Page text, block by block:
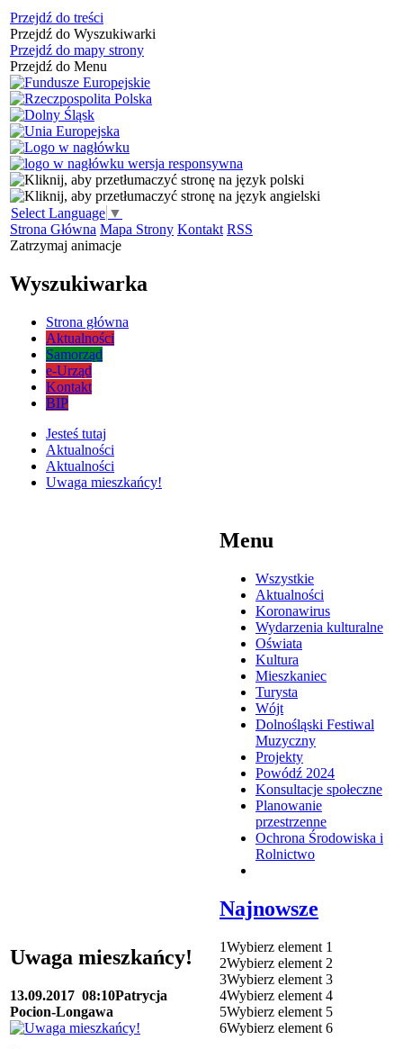
Przejdź do treści
Przejdź do Wyszukiwarki
Przejdź do mapy strony
Przejdź do Menu
Select Language ▼
Strona Główna Mapa Strony Kontakt RSS
Zatrzymaj animacje
Wyszukiwarka
Strona główna
Aktualności
Samorząd
e-Urząd
Kontakt
BIP
Jesteś tutaj
Aktualności
Aktualności
Uwaga mieszkańcy!
Uwaga mieszkańcy!
13.09.2017 08:10Patrycja
Pocion-Longawa
Menu
Wszystkie
Aktualności
Koronawirus
Wydarzenia kulturalne
Oświata
Kultura
Mieszkaniec
Turysta
Wójt
Dolnośląski Festiwal
Muzyczny
Projekty
Powódź 2024
Konsultacje społeczne
Planowanie
przestrzenne
Ochrona Środowiska i
Rolnictwo
Najnowsze
1Wybierz element 1
2Wybierz element 2
3Wybierz element 3
4Wybierz element 4
5Wybierz element 5
6Wybierz element 6